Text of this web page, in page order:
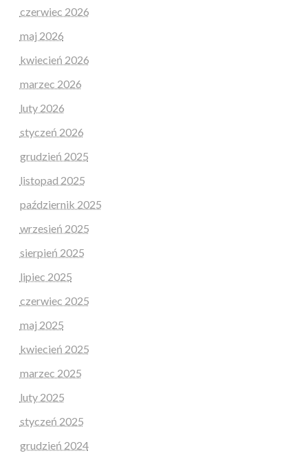
czerwiec 2026
maj 2026
kwiecień 2026
marzec 2026
luty 2026
styczeń 2026
grudzień 2025
listopad 2025
październik 2025
wrzesień 2025
sierpień 2025
lipiec 2025
czerwiec 2025
maj 2025
kwiecień 2025
marzec 2025
luty 2025
styczeń 2025
grudzień 2024